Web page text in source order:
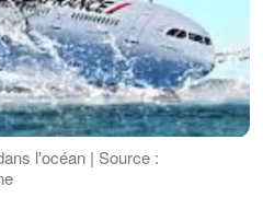
l'océan | Source :